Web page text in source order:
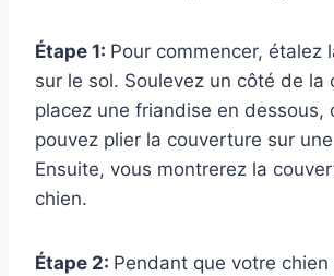
Étape 1: Pour commencer, étalez
sur le sol. Soulevez un côté de la
placez une friandise en dessous,
pouvez plier la couverture sur
Ensuite, vous montrerez la
chien.
Étape 2: Pendant que votre chien